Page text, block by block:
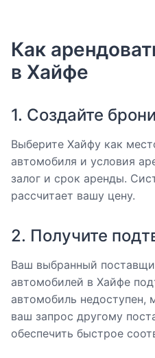
Как
в Хайфе
1. Создайте
Выберите Хайфу как
автомобиля и условия
залог и срок аренды.
рассчитает вашу цену.
2. Получите
Ваш выбранный
автомобилей в Хайфе
автомобиль недоступен,
ваш запрос другому
обеспечить быстрое